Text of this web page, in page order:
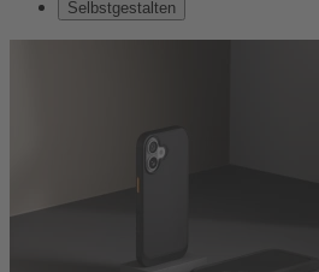
Selbstgestalten